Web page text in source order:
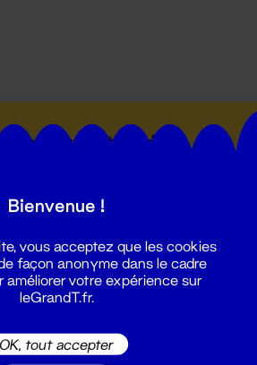
actualités du
Bienvenue !
vous acceptez que les cookies
façon anonyme dans le cadre
améliorer votre expérience sur
leGrandT.fr.
OK, tout accepter